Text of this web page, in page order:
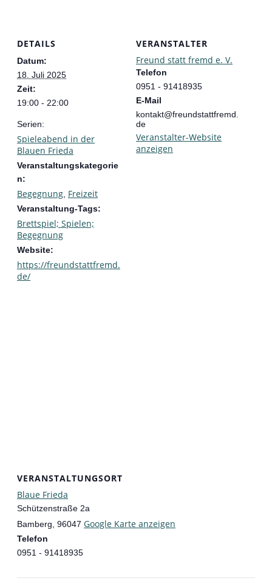
DETAILS
Datum:
18. Juli 2025
Zeit:
19:00 - 22:00
Serien:
Spieleabend in der
Blauen Frieda
Veranstaltungskategorie
n:
Begegnung Freizeit
Veranstaltung-Tags:
Brettspiel; Spielen;
Begegnung
Website:
https://freundstattfremd.
de/
VERANSTALTER
Freund statt fremd e. V.
Telefon
0951 - 91418935
E-Mail
kontakt@freundstattfremd.
de
Veranstalter-Website
anzeigen
VERANSTALTUNGSORT
Blaue Frieda
Schützenstraße 2a
Bamberg 96047 Google Karte anzeigen
Telefon
0951 - 91418935